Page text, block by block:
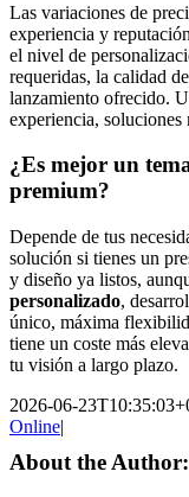
Las variaciones de
experiencia y
el nivel de
requeridas, la calidad
lanzamiento ofrecido.
experiencia, soluciones
¿Es mejor un
premium?
Depende de tus
solución si tienes un
y diseño ya listos,
personalizado,
único, máxima
tiene un coste más
tu visión a largo plazo.
2026-06-
Online|
About the Author: